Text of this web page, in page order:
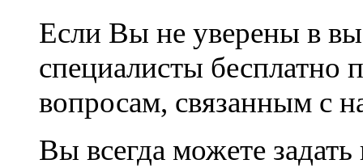
Если Вы не уверены в
специалисты
вопросам, связанным с
Вы всегда можете